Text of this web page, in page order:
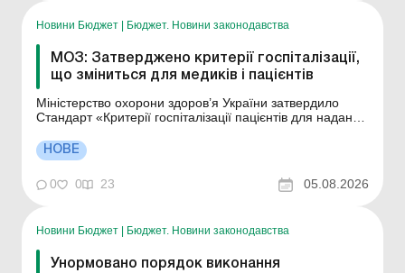
Новини Бюджет | Бюджет. Новини законодавства
МОЗ: Затверджено критерії госпіталізації,
що зміниться для медиків і пацієнтів
Міністерство охорони здоров’я України затвердило
Стандарт «Критерії госпіталізації пацієнтів для надання
липня 2026 року № 1044. Документ уніфікує підходи до
планової та екстреної госпіталізації, продовження
НОВЕ
0 0 23 05.08.2026
Новини Бюджет Бюджет. Новини законодавства
Унормовано порядок виконання